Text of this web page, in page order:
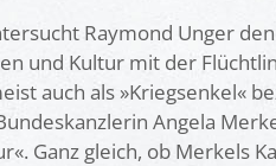
Raymond Unger
und Kultur mit der
auch als »Kriegsenkel«
Angela
Ganz gleich, ob Merkels